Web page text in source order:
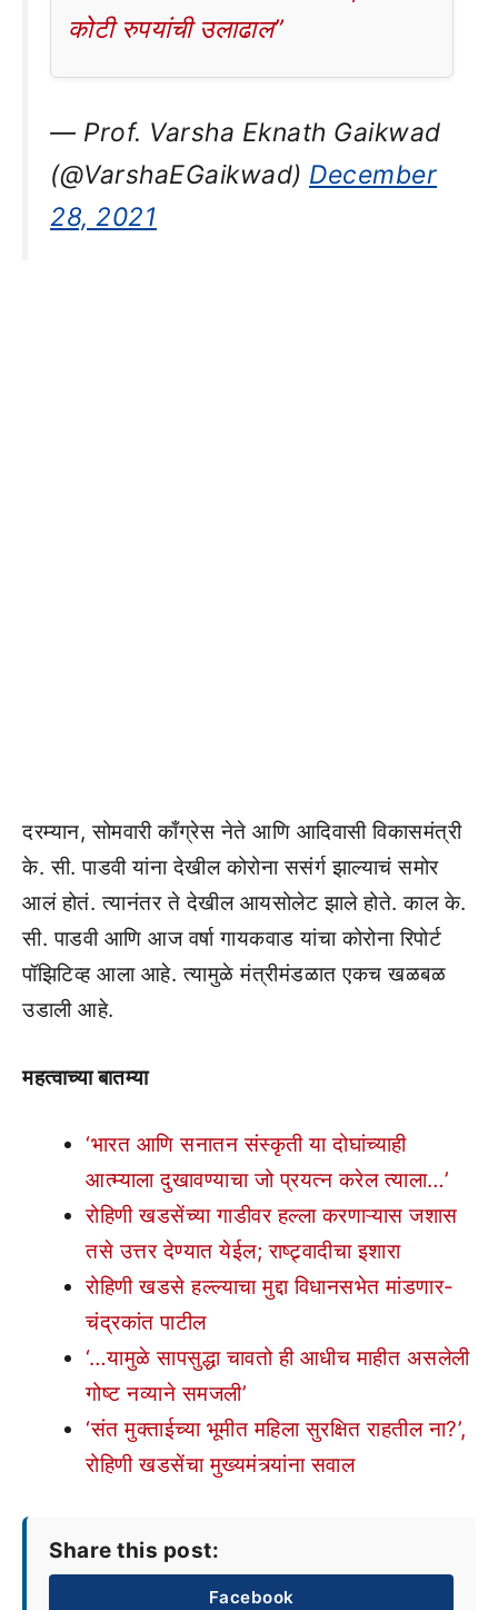
कोटी रुपयांची उलाढाल”
— Prof. Varsha Eknath Gaikwad
(@VarshaEGaikwad) December
28, 2021
दरम्यान, सोमवारी काँग्रेस नेते आणि आदिवासी विकासमंत्री
के. सी. पाडवी यांना देखील कोरोना ससंर्ग झाल्याचं समोर
आलं होतं. त्यानंतर ते देखील आयसोलेट झाले होते. काल के.
सी. पाडवी आणि आज वर्षा गायकवाड यांचा कोरोना रिपोर्ट
पॉझिटिव्ह आला आहे. त्यामुळे मंत्रीमंडळात एकच खळबळ
उडाली आहे.
महत्वाच्या बातम्या
‘भारत आणि सनातन संस्कृती या दोघांच्याही
आत्म्याला दुखावण्याचा जो प्रयत्न करेल त्याला…’
रोहिणी खडसेंच्या गाडीवर हल्ला करणाऱ्यास जशास
तसे उत्तर देण्यात येईल; राष्ट्र्वादीचा इशारा
रोहिणी खडसे हल्ल्याचा मुद्दा विधानसभेत मांडणार-
चंद्रकांत पाटील
‘…यामुळे सापसुद्धा चावतो ही आधीच माहीत असलेली
गोष्ट नव्याने समजली’
‘संत मुक्ताईच्या भूमीत महिला सुरक्षित राहतील ना?’,
रोहिणी खडसेंचा मुख्यमंत्र्यांना सवाल
Share this post:
Facebook